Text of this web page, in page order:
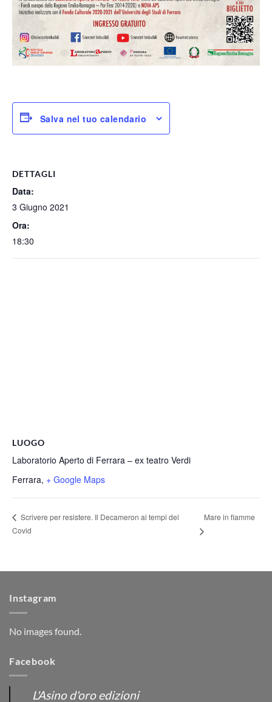
Salva nel tuo calendario
DETTAGLI
Data:
3 Giugno 2021
Ora:
18:30
LUOGO
Laboratorio Aperto di Ferrara – ex teatro Verdi
Ferrara, + Google Maps
Scrivere per resistere. Il Decameron ai tempi del
Covid
Mare in fiamme
Instagram
No images found.
Facebook
L'Asino d'oro edizioni